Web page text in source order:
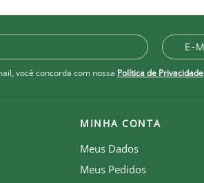
você concorda com nossa Política de Privacidade
MINHA CONTA
Meus Dados
Meus Pedidos